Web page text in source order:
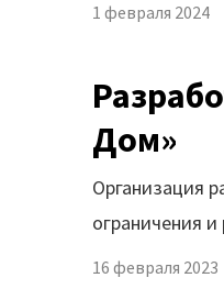
Демостенды
Системные
1 февраля 2024
Дом»
Организация
ограничения
16 февраля 2023